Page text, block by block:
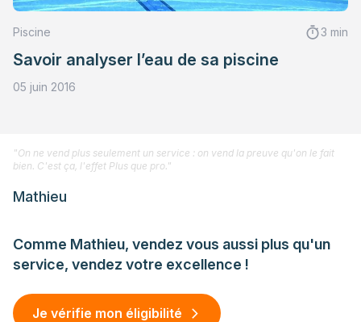
Piscine 3 min
Savoir analyser l’eau de sa piscine
05 juin 2016
Comme Mathieu, vendez vous aussi plus qu'un
service, vendez votre excellence !
Je vérifie mon éligibilité
"On ne vend plus seulement un service : on vend la preuve qu'on le fait
bien. C'est ça, l'effet Plus que pro."
Mathieu